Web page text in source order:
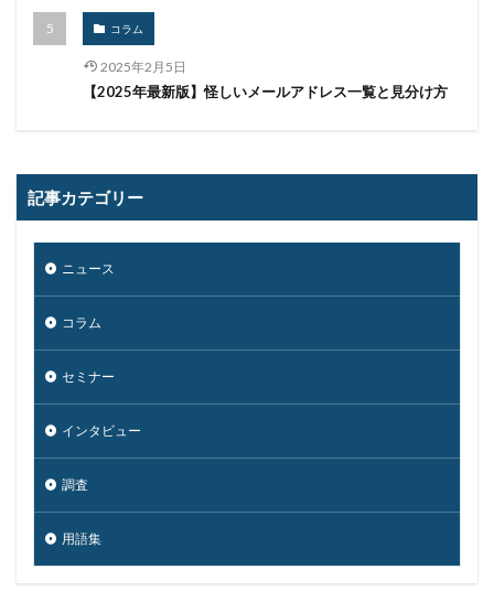
コラム
2025年2月5日
【2025年最新版】怪しいメールアドレス一覧と見分け方
記事カテゴリー
ニュース
コラム
セミナー
インタビュー
調査
用語集